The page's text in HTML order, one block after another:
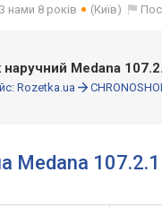
З нами 8 років (Київ)
Medana
Rozetka.ua
Medana